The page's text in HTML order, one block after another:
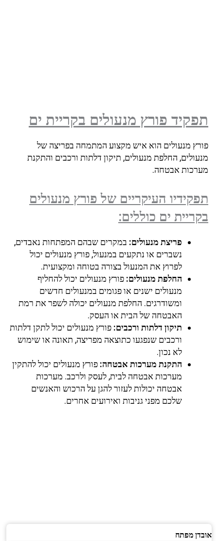
תפקיד פורץ מנעולים בקריית ים
פורץ מנעולים הוא איש מקצוע המתמחה בפריצה של
מנעולים, החלפת מנעולים, תיקון דלתות ורכבים והתקנת
מערכות אבטחה.
תפקידיו העיקריים של פורץ מנעולים
בקריית ים כוללים:
פריצת מנעולים: במקרים שבהם המפתחות נאבדים,
נשברים או נתקעים במנעול, פורץ מנעולים יכול
לפרוץ את המנעול בצורה בטוחה ומקצועית.
החלפת מנעולים: פורץ מנעולים יכול להחליף
מנעולים ישנים או פגומים במנעולים חדשים
ומשודרגים. החלפת מנעולים יכולה לשפר את רמת
האבטחה של הבית או העסק.
תיקון דלתות ורכבים: פורץ מנעולים יכול לתקן דלתות
ורכבים שנפגעו כתוצאה מפריצה, תאונה או שימוש
לא נכון.
התקנת מערכות אבטחה: פורץ מנעולים יכול להתקין
מערכות אבטחה לבית, לעסק ולרכב. מערכות
אבטחה יכולות לעזור להגן על הרכוש והאנשים
שלכם מפני גניבות ואירועים אחרים.
אובדן מפתח